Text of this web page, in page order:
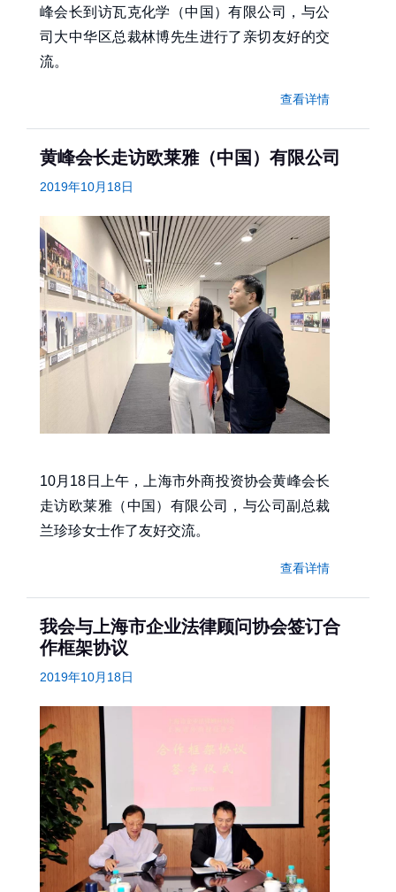
峰会长到访瓦克化学（中国）有限公司，与公
司大中华区总裁林博先生进行了亲切友好的交
流。
查看详情
黄峰会长走访欧莱雅（中国）有限公司
2019年10月18日
10月18日上午，上海市外商投资协会黄峰会长
走访欧莱雅（中国）有限公司，与公司副总裁
兰珍珍女士作了友好交流。
查看详情
我会与上海市企业法律顾问协会签订合
作框架协议
2019年10月18日